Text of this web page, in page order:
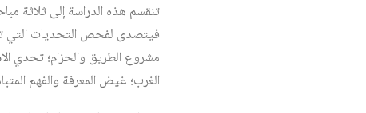
تنقسم هذه الدراسة إلى ثلاثة
فيتصدى لفحص التحديات التي
مشروع الطريق والحزام؛ تحدي
الغرب؛ غيض المعرفة والفهم